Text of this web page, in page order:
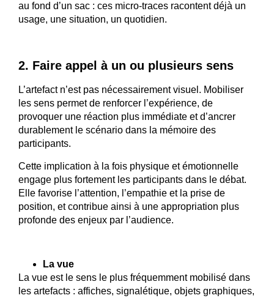
au fond d’un sac : ces micro-traces racontent déjà un
usage, une situation, un quotidien.
2. Faire appel à un ou plusieurs sens
L’artefact n’est pas nécessairement visuel. Mobiliser
les sens permet de renforcer l’expérience, de
provoquer une réaction plus immédiate et d’ancrer
durablement le scénario dans la mémoire des
participants.
Cette implication à la fois physique et émotionnelle
engage plus fortement les participants dans le débat.
Elle favorise l’attention, l’empathie et la prise de
position, et contribue ainsi à une appropriation plus
profonde des enjeux par l’audience.
La vue
La vue est le sens le plus fréquemment mobilisé dans
les artefacts : affiches, signalétique, objets graphiques,